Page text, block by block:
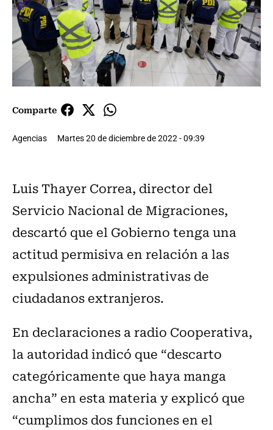
Comparte
Agencias Martes 20 de diciembre de 2022 - 09:39
Luis Thayer Correa, director del
Servicio Nacional de Migraciones,
descartó que el Gobierno tenga una
actitud permisiva en relación a las
expulsiones administrativas de
ciudadanos extranjeros.
En declaraciones a radio Cooperativa,
la autoridad indicó que “descarto
categóricamente que haya manga
ancha” en esta materia y explicó que
“cumplimos dos funciones en el